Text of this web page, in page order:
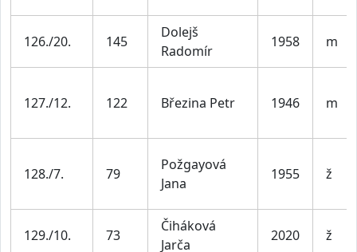
126./20. 145
Dolejš
Radomír
1958 m
127./12. 122 Březina Petr 1946 m
128./7. 79
Požgayová
Jana
1955 ž
129./10. 73
Čiháková
Jarča
2020 ž